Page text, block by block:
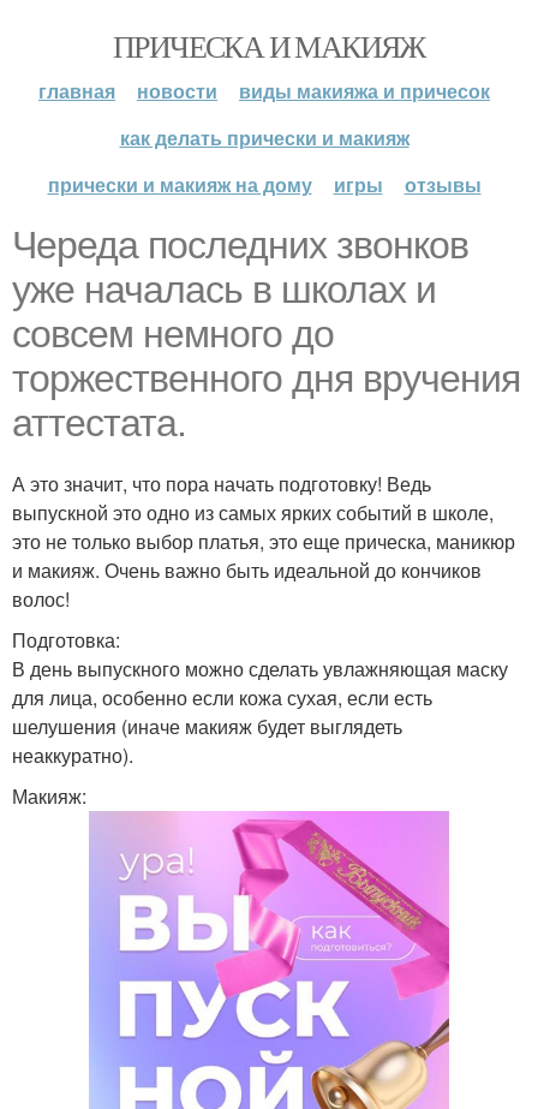
ПРИЧЕСКА И МАКИЯЖ
главная новости
виды макияжа и причесок
как делать прически и макияж
прически и макияж на дому
игры отзывы
Череда последних звонков
уже началась в школах и
совсем немного до
торжественного дня вручения
аттестата.
А это значит, что пора начать подготовку! Ведь
выпускной это одно из самых ярких событий в школе,
это не только выбор платья, это еще прическа, маникюр
и макияж. Очень важно быть идеальной до кончиков
волос!
Подготовка:
В день выпускного можно сделать увлажняющая маску
для лица, особенно если кожа сухая, если есть
шелушения (иначе макияж будет выглядеть
неаккуратно).
Макияж: